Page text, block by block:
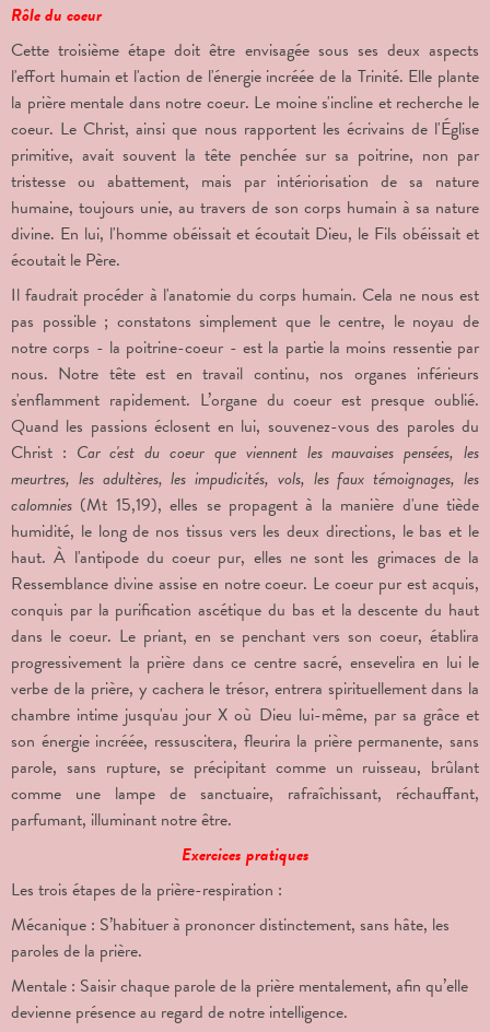
Rôle du coeur
Cette troisième étape doit être envisagée sous ses deux aspects
l'effort humain et l'action de l'énergie incréée de la Trinité. Elle plante
la prière mentale dans notre coeur. Le moine s'incline et recherche le
coeur. Le Christ, ainsi que nous rapportent les écrivains de l'Église
primitive, avait souvent la tête penchée sur sa poitrine, non par
tristesse ou abattement, mais par intériorisation de sa nature
humaine, toujours unie, au travers de son corps humain à sa nature
divine. En lui, l'homme obéissait et écoutait Dieu, le Fils obéissait et
écoutait le Père.
Il faudrait procéder à l'anatomie du corps humain. Cela ne nous est
pas possible ; constatons simplement que le centre, le noyau de
notre corps - la poitrine-coeur - est la partie la moins ressentie par
nous. Notre tête est en travail continu, nos organes inférieurs
s'enflamment rapidement. L’organe du coeur est presque oublié.
Quand les passions éclosent en lui, souvenez-vous des paroles du
Christ : Car c'est du coeur que viennent les mauvaises pensées, les
meurtres, les adultères, les impudicités, vols, les faux témoignages, les
calomnies (Mt 15,19), elles se propagent à la manière d'une tiède
humidité, le long de nos tissus vers les deux directions, le bas et le
haut. À l'antipode du coeur pur, elles ne sont les grimaces de la
Ressemblance divine assise en notre coeur. Le coeur pur est acquis,
conquis par la purification ascétique du bas et la descente du haut
dans le coeur. Le priant, en se penchant vers son coeur, établira
progressivement la prière dans ce centre sacré, ensevelira en lui le
verbe de la prière, y cachera le trésor, entrera spirituellement dans la
chambre intime jusqu'au jour X où Dieu lui-même, par sa grâce et
son énergie incréée, ressuscitera, fleurira la prière permanente, sans
parole, sans rupture, se précipitant comme un ruisseau, brûlant
comme une lampe de sanctuaire, rafraîchissant, réchauffant,
parfumant, illuminant notre être.
Exercices pratiques
Les trois étapes de la prière-respiration :
Mécanique : S’habituer à prononcer distinctement, sans hâte, les
paroles de la prière.
Mentale : Saisir chaque parole de la prière mentalement, afin qu’elle
devienne présence au regard de notre intelligence.